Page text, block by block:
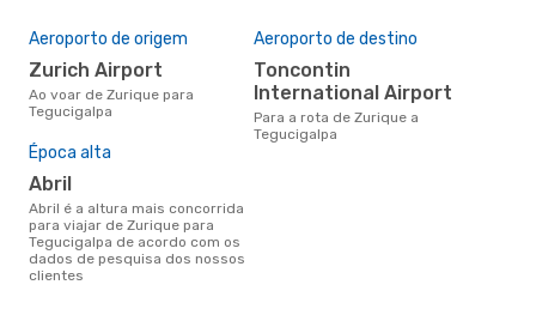
Aeroporto de origem
Zurich Airport
Ao voar de Zurique para
Tegucigalpa
Aeroporto de destino
Toncontin
International Airport
Para a rota de Zurique a
Tegucigalpa
Época alta
abril
abril é a altura mais concorrida
para viajar de Zurique para
Tegucigalpa de acordo com os
dados de pesquisa dos nossos
clientes